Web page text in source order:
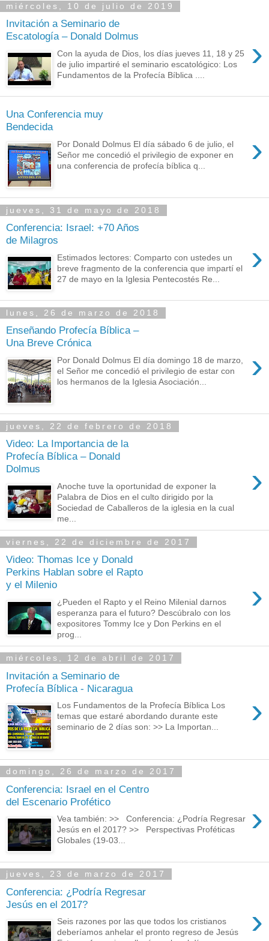
miércoles, 10 de julio de 2019
Invitación a Seminario de
Escatología – Donald Dolmus
›
Con la ayuda de Dios, los días jueves 11, 18 y 25
de julio impartiré el seminario escatológico: Los
Fundamentos de la Profecía Bíblica ....
Una Conferencia muy
Bendecida
›
Por Donald Dolmus El día sábado 6 de julio, el
Señor me concedió el privilegio de exponer en
una conferencia de profecía bíblica q...
jueves, 31 de mayo de 2018
Conferencia: Israel: +70 Años
de Milagros
›
Estimados lectores: Comparto con ustedes un
breve fragmento de la conferencia que impartí el
27 de mayo en la Iglesia Pentecostés Re...
lunes, 26 de marzo de 2018
Enseñando Profecía Bíblica –
Una Breve Crónica
›
Por Donald Dolmus El día domingo 18 de marzo,
el Señor me concedió el privilegio de estar con
los hermanos de la Iglesia Asociación...
jueves, 22 de febrero de 2018
Video: La Importancia de la
Profecía Bíblica – Donald
Dolmus
›
Anoche tuve la oportunidad de exponer la
Palabra de Dios en el culto dirigido por la
Sociedad de Caballeros de la iglesia en la cual
me...
viernes, 22 de diciembre de 2017
Video: Thomas Ice y Donald
Perkins Hablan sobre el Rapto
y el Milenio
›
¿Pueden el Rapto y el Reino Milenial darnos
esperanza para el futuro? Descúbralo con los
expositores Tommy Ice y Don Perkins en el
prog...
miércoles, 12 de abril de 2017
Invitación a Seminario de
Profecía Bíblica - Nicaragua
›
Los Fundamentos de la Profecía Bíblica Los
temas que estaré abordando durante este
seminario de 2 días son: >> La Importan...
domingo, 26 de marzo de 2017
Conferencia: Israel en el Centro
del Escenario Profético
›
Vea también: >> Conferencia: ¿Podría Regresar
Jesús en el 2017? >> Perspectivas Proféticas
Globales (19-03...
jueves, 23 de marzo de 2017
Conferencia: ¿Podría Regresar
Jesús en el 2017?
›
Seis razones por las que todos los cristianos
deberíamos anhelar el pronto regreso de Jesús